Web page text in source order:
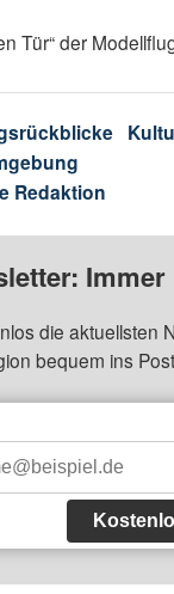
Tür“ der
Redaktion
die aktuellsten
bequem ins